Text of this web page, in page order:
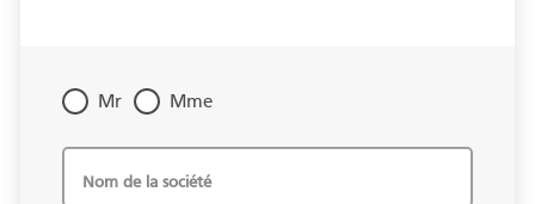
Mr Mme
Nom de la société